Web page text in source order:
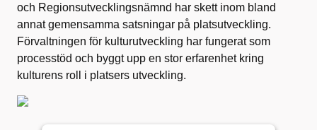
och Regionsutvecklingsnämnd har skett inom bland
annat gemensamma satsningar på platsutveckling.
Förvaltningen för kulturutveckling har fungerat som
processtöd och byggt upp en stor erfarenhet kring
kulturens roll i platsers utveckling.